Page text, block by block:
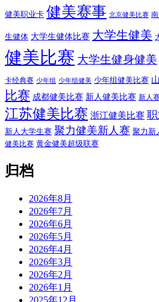
健美职业卡 健美赛事 北京健美比赛
生健体 大学生健体比赛 大学生健美
健美比赛 大学生健身健美
卡经典赛 少年组 少年组健美 少年组健美比赛
比赛 成都健美比赛 新人健美比赛 新人
江苏健美比赛 浙江健美比赛
新人大学生赛 聚力健美新人赛 聚力新
健美比赛 黄金健美超级联赛
归档
2026年8月
2026年7月
2026年6月
2026年5月
2026年4月
2026年3月
2026年2月
2026年1月